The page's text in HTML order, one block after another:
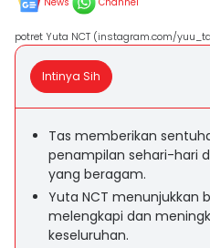
potret Yuta NCT (instagram.com/
Intinya Sih
Tas memberikan
penampilan sehari-hari
yang beragam.
Yuta NCT menunjukkan
melengkapi dan
keseluruhan.